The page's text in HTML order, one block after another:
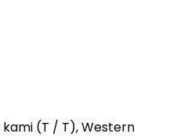
(T / T), Western